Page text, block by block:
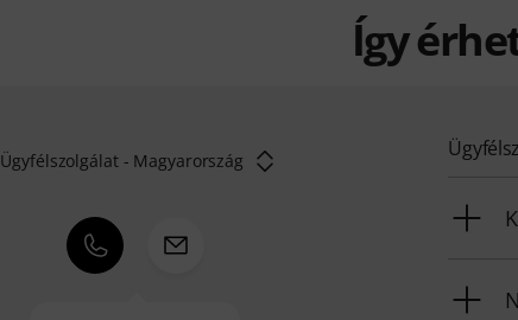
Így
Ügyfélszolgálat - Magyarország